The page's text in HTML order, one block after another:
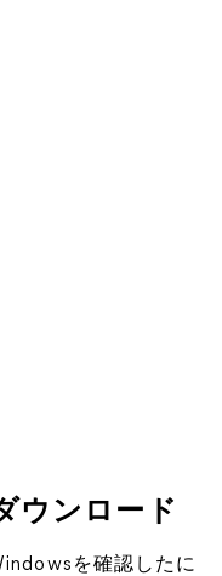
ウンロード
を確認したに